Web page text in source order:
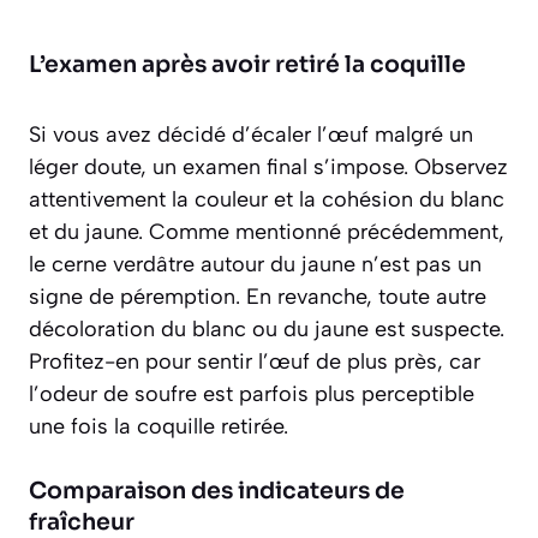
L’examen après avoir retiré la coquille
Si vous avez décidé d’écaler l’œuf malgré un
léger doute, un examen final s’impose. Observez
attentivement la couleur et la cohésion du blanc
et du jaune. Comme mentionné précédemment,
le cerne verdâtre autour du jaune n’est pas un
signe de péremption. En revanche, toute autre
décoloration du blanc ou du jaune est suspecte.
Profitez-en pour sentir l’œuf de plus près, car
l’odeur de soufre est parfois plus perceptible
une fois la coquille retirée.
Comparaison des indicateurs de
fraîcheur